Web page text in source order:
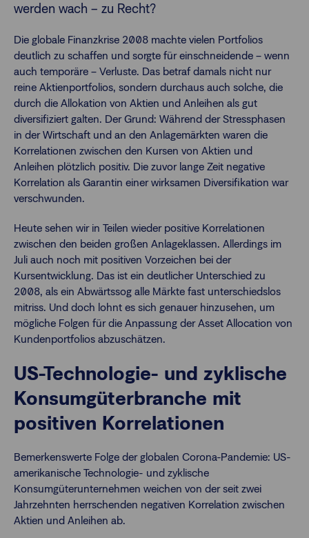
werden wach – zu Recht?
Die globale Finanzkrise 2008 machte vielen Portfolios
deutlich zu schaffen und sorgte für einschneidende – wenn
auch temporäre – Verluste. Das betraf damals nicht nur
reine Aktienportfolios, sondern durchaus auch solche, die
durch die Allokation von Aktien und Anleihen als gut
diversifiziert galten. Der Grund: Während der Stressphasen
in der Wirtschaft und an den Anlagemärkten waren die
Korrelationen zwischen den Kursen von Aktien und
Anleihen plötzlich positiv. Die zuvor lange Zeit negative
Korrelation als Garantin einer wirksamen Diversifikation war
verschwunden.
Heute sehen wir in Teilen wieder positive Korrelationen
zwischen den beiden großen Anlageklassen. Allerdings im
Juli auch noch mit positiven Vorzeichen bei der
Kursentwicklung. Das ist ein deutlicher Unterschied zu
2008, als ein Abwärtssog alle Märkte fast unterschiedslos
mitriss. Und doch lohnt es sich genauer hinzusehen, um
mögliche Folgen für die Anpassung der Asset Allocation von
Kundenportfolios abzuschätzen.
US-Technologie- und zyklische
Konsumgüterbranche mit
positiven Korrelationen
Bemerkenswerte Folge der globalen Corona-Pandemie: US-
amerikanische Technologie- und zyklische
Konsumgüterunternehmen weichen von der seit zwei
Jahrzehnten herrschenden negativen Korrelation zwischen
Aktien und Anleihen ab.